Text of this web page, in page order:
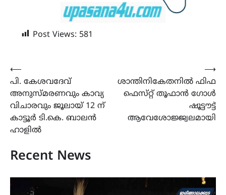
Post Views: 581
Post
navigation
⟵
പി. കേശവദേവ്
അനുസ്‌മരണവും കാവ്യ
വിചാരവും ജൂലായ് 12 ന്
കാട്ടൂർ ടി.കെ. ബാലൻ
ഹാളിൽ
ശാന്തിനികേതനിൽ ഫിഫ
ഫെസ്‌റ്റ് തൂഫാൻ ഗോൾ
ഷൂട്ടൗട്ട്
ആവേശോജ്ജ്വലമായി
⟶
Recent News